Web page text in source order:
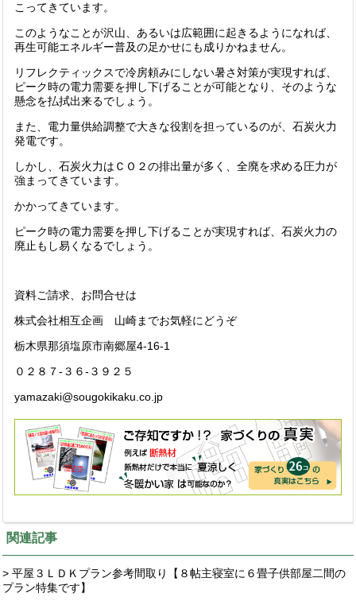
こってきています。
このようなことが沢山、あるいは広範囲に起きるようになれば、
再生可能エネルギー普及の足かせにも成りかねません。
リフレクティックスで冷房頼みにしない暑さ対策が実現すれば、
ピーク時の電力需要を押し下げることが可能となり、そのような
懸念を払拭出来るでしょう。
また、電力量供給調整で大きな役割を担っているのが、石炭火力
発電です。
しかし、石炭火力はＣＯ２の排出量が多く、全廃を求める圧力が
強まってきています。
かかってきています。
ピーク時の電力需要を押し下げることが実現すれば、石炭火力の
廃止もし易くなるでしょう。
資料ご請求、お問合せは
株式会社相互企画 山崎までお気軽にどうぞ
栃木県那須塩原市南郷屋4-16-1
０２８７-３６-３９２５
yamazaki@sougokikaku.co.jp
関連記事
> 平屋３ＬＤＫプラン参考間取り【８帖主寝室に６畳子供部屋二間の
プラン特集です】